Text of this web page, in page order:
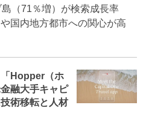
島（71％増）が検索成長率
国内地方都市への関心が高
Hopper（ホ
融大手キャピ
術移転と人材